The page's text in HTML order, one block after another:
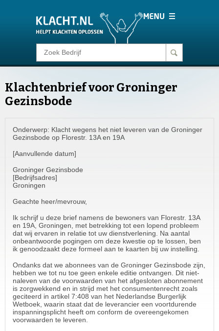
Klacht melden
Consumentenrecht
Login
Klachtenbrief voor Groninger
Gezinsbode
Onderwerp: Klacht wegens het niet leveren van de Groninger
Gezinsbode op Florestr. 13A en 19A
[Aanvullende datum]
Groninger Gezinsbode
[Bedrijfsadres]
Groningen
Geachte heer/mevrouw,
Ik schrijf u deze brief namens de bewoners van Florestr. 13A
en 19A, Groningen, met betrekking tot een lopend probleem
dat wij ervaren in relatie tot uw dienstverlening. Na aantal
onbeantwoorde pogingen om deze kwestie op te lossen, ben
ik genoodzaakt deze formeel aan te kaarten bij uw instelling.
Ondanks dat we abonnees van de Groninger Gezinsbode zijn,
hebben we tot nu toe geen enkele editie ontvangen. Dit niet-
naleven van de voorwaarden van het afgesloten abonnement
is zorgwekkend en in strijd met het consumentenrecht zoals
geciteerd in artikel 7:408 van het Nederlandse Burgerlijk
Wetboek, waarin staat dat de leverancier een voortdurende
inspanningsplicht heeft om conform de overeengekomen
voorwaarden te leveren.